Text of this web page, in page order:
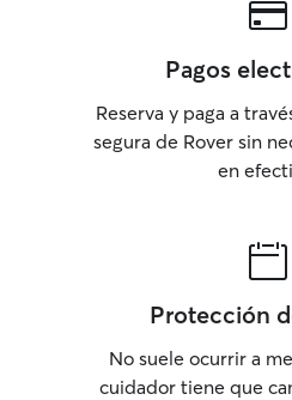
Pagos
Reserva y paga a
segura de Rover sin
en
Protección
No suele ocurrir a
cuidador tiene que